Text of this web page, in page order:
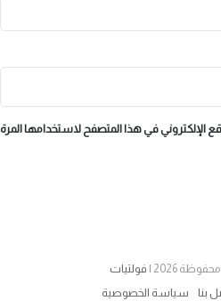
الإلكتروني في هذا المتصفح لاستخدامها المرة
2026 |
فولتيات
بنا سياسة الخصوصية